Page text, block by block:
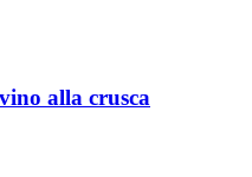
alla crusca